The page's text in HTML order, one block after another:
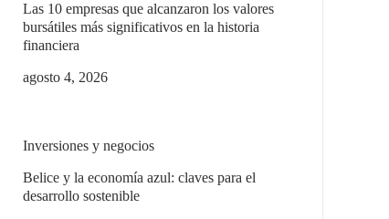
Las 10 empresas que alcanzaron los valores
bursátiles más significativos en la historia
financiera
agosto 4, 2026
Inversiones y negocios
Belice y la economía azul: claves para el
desarrollo sostenible